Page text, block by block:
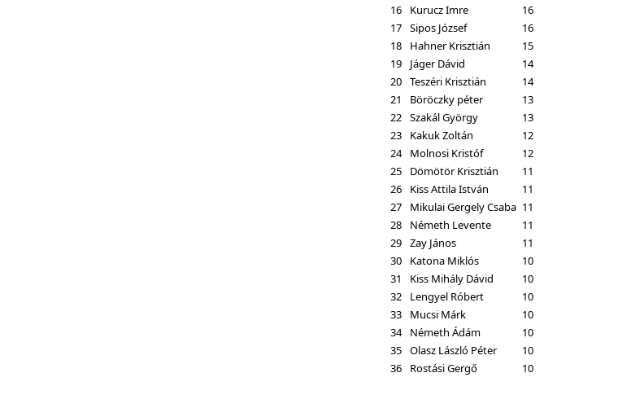
16
Kurucz Imre
16
17 Sipos József
16
18
Hahner Krisztián
15
19
Jáger Dávid
14
20 Teszéri Krisztián
14
21
Böröczky péter
13
22 Szakál György
13
23
Kakuk Zoltán
12
24
Molnosi Kristóf
12
25
Dömötör Krisztián
11
26
Kiss Attila István
11
27
Mikulai Gergely Csaba 11
28
Németh Levente
11
29 Zay János
11
30
Katona Miklós
10
31
Kiss Mihály Dávid
10
32
Lengyel Róbert
10
33
Mucsi Márk
10
34
Németh Ádám
10
35 Olasz László Péter
10
36
Rostási Gergő 10